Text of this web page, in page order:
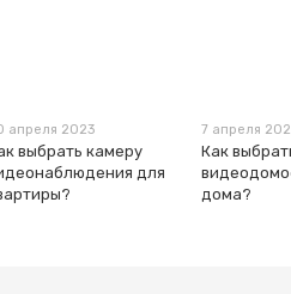
апреля 2023
выбрать камеру
для
7 апреля
Как
дома?